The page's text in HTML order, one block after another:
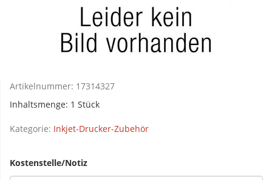
Artikelnummer: 17314327
Inhaltsmenge: 1 Stück
Kategorie: Inkjet-Drucker-Zubehör
Kostenstelle/Notiz